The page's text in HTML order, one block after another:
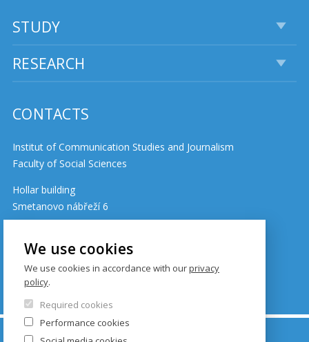
STUDY
RESEARCH
CONTACTS
Institut of Communication Studies and Journalism
Faculty of Social Sciences
Hollar building
Smetanovo nábřeží 6
110 01 Prague 1
Cookie policy
© FSV UK 2026, photo: UK ,
We use cookies
We use cookies in accordance with ourprivacy
policy.
Required cookies
Performance cookies